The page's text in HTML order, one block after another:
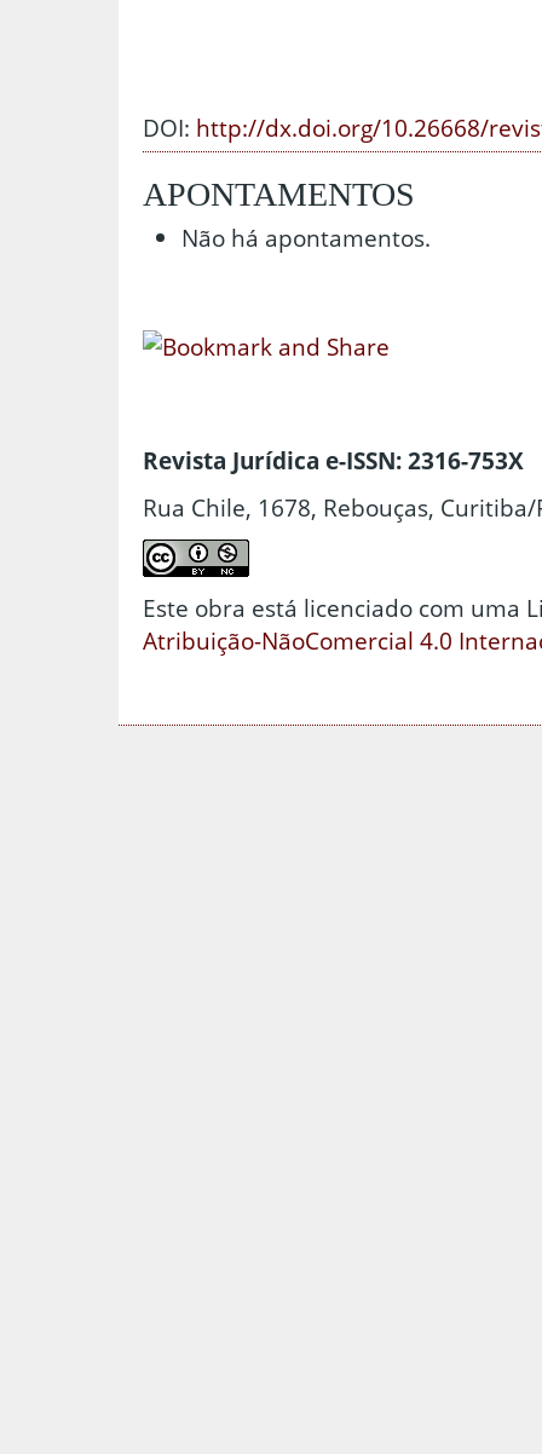
DOI: http://dx.doi.org/10.26668/
APONTAMENTOS
Não há apontamentos.
Revista Jurídica e-ISSN: 2316-753X
Rua Chile, 1678, Rebouças, Curitiba/
Este obra está licenciado com uma
Atribuição-NãoComercial 4.0